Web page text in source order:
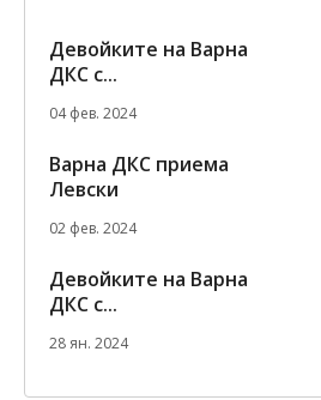
Девойките на Варна
ДКС с...
04 фев. 2024
Варна ДКС приема
Левски
02 фев. 2024
Девойките на Варна
ДКС с...
28 ян. 2024